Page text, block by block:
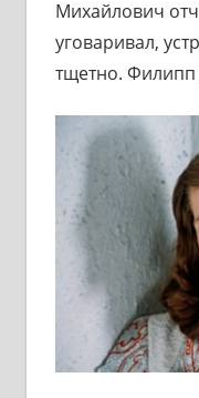
Михайлович
уговаривал,
тщетно. Филипп